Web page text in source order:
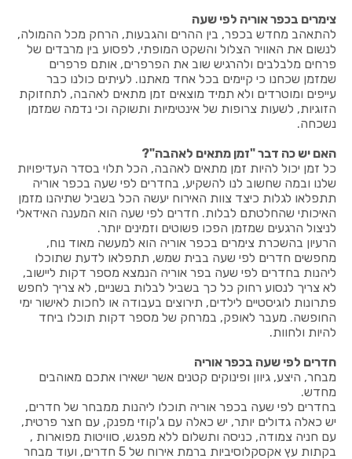
צימרים בכפר אוריה לפי שעה
להתאהב מחדש בכפר, בין ההרים והגבעות, הרחק מכל ההמולה,
לנשום את האוויר הצלול והשקט המופתי, לפסוע בין מרבדים של
פרחים מלבלבים ולהרגיש שוב את הפרפרים, אותם פרפרים
שמזמן שכחנו כי קיימים בכל אחד מאתנו. לעיתים כולנו כבר
עייפים ומוטרדים ולא תמיד מוצאים זמן מתאים לאהבה, לתחזוקת
הזוגיות, לשעות צרופות של אינטימיות ותשוקה וכי נדמה שמזמן
נשכחה.
האם יש כה דבר "זמן מתאים לאהבה"?
כל זמן יכול להיות זמן מתאים לאהבה, הכל תלוי בסדר העדיפויות
שלנו ובמה שחשוב לנו להשקיע, בחדרים לפי שעה בכפר אוריה
תתפלאו לגלות כיצד צוות האירוח יעשה הכל בשביל שתיהנו מזמן
האיכותי שהחלטתם לבלות. חדרים לפי שעה הוא המענה האידאלי
לניצול הרגעים שמזמן הפכו פשוטים וזמינים יותר.
הרעיון בהשכרת צימרים בכפר אוריה הוא למעשה מאוד נוח,
מחפשים חדרים לפי שעה בבית שמש, תתפלאו לדעת שתוכלו
ליהנות בחדרים לפי שעה בפר אוריה הנמצא מספר דקות ליישוב,
לא צריך לנסוע רחוק כל כך בשביל לבלות בשניים, לא צריך לחפש
פתרונות לוגיסטיים לילדים, תירוצים בעבודה או לחכות לאישור ימי
החופשה. מעבר לאופק, במרחק של מספר דקות תוכלו ביחד
להיות ולחוות.
חדרים לפי שעה בכפר אוריה
מבחר, היצע, גיוון ופינוקים קטנים אשר ישאירו אתכם מאוהבים
מחדש.
בחדרים לפי שעה בכפר אוריה תוכלו ליהנות ממבחר של חדרים,
יש כאלה גדולים יותר, יש כאלה עם ג'קוזי מפנק, עם חצר פרטית,
עם חניה צמודה, כניסה ותשלום ללא מפגש, סוויטות מפוארות ,
בקתות עץ אקסקלוסיביות ברמת אירוח של 5 חדרים, ועוד מבחר